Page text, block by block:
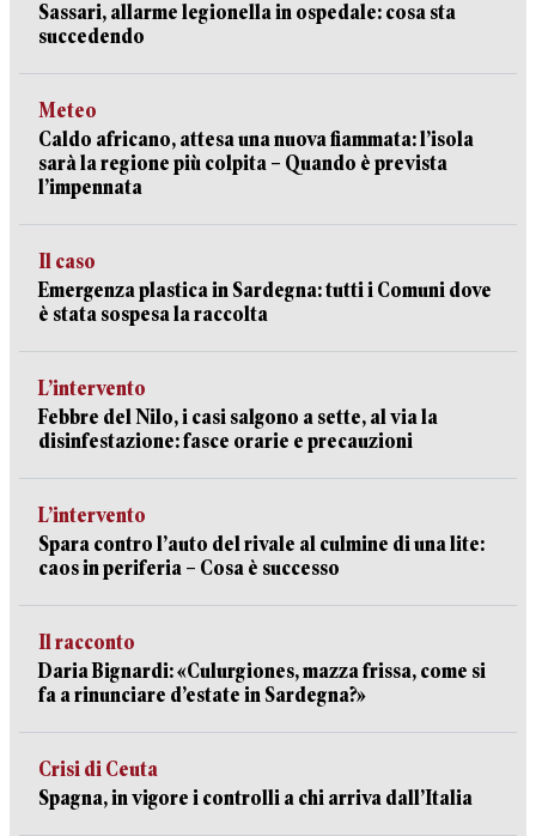
Sassari, allarme legionella in ospedale: cosa sta
succedendo
Meteo
Caldo africano, attesa una nuova fiammata: l’isola
sarà la regione più colpita – Quando è prevista
l’impennata
Il caso
Emergenza plastica in Sardegna: tutti i Comuni dove
è stata sospesa la raccolta
L’intervento
Febbre del Nilo, i casi salgono a sette, al via la
disinfestazione: fasce orarie e precauzioni
L’intervento
Spara contro l’auto del rivale al culmine di una lite:
caos in periferia – Cosa è successo
Il racconto
Daria Bignardi: «Culurgiones, mazza frissa, come si
fa a rinunciare d’estate in Sardegna?»
Crisi di Ceuta
Spagna, in vigore i controlli a chi arriva dall’Italia